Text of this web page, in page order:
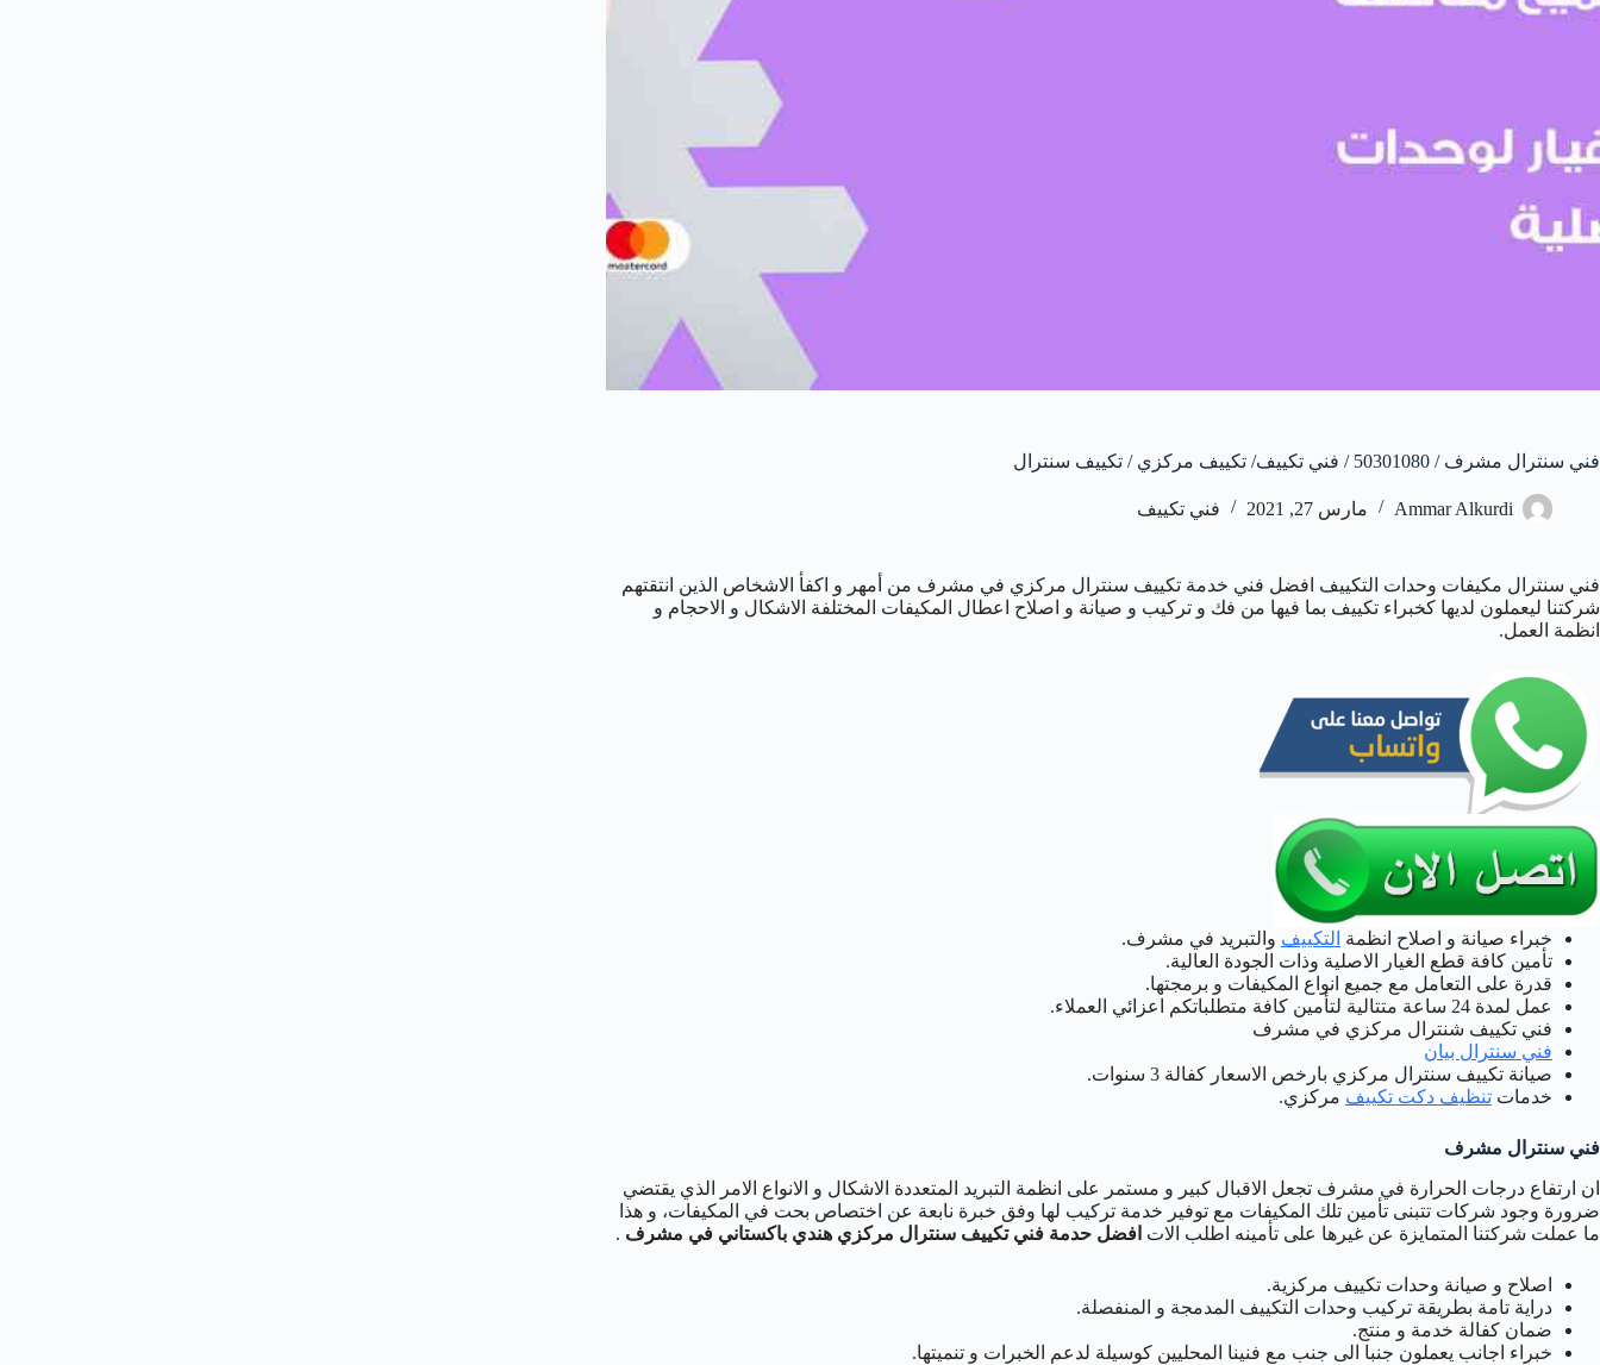
فني سنترال مشرف / 50301080 / فني تكييف/ تكييف مركزي / تكييف سنترال
Ammar Alkurdi مارس 27, 2021 فني تكييف
فني سنترال مكيفات وحدات التكييف افضل فني خدمة تكييف سنترال مركزي في مشرف من أمهر و اكفأ الاشخاص الذين انتقتهم
شركتنا ليعملون لديها كخبراء تكييف بما فيها من فك و تركيب و صيانة و اصلاح اعطال المكيفات المختلفة الاشكال و الاحجام و
انظمة العمل.
خبراء صيانة و اصلاح انظمة التكييف والتبريد في مشرف.
تأمين كافة قطع الغيار الاصلية وذات الجودة العالية.
قدرة على التعامل مع جميع انواع المكيفات و برمجتها.
عمل لمدة 24 ساعة متتالية لتأمين كافة متطلباتكم اعزائي العملاء.
فني تكييف شنترال مركزي في مشرف
فني سنترال بيان
صيانة تكييف سنترال مركزي بارخص الاسعار كفالة 3 سنوات.
خدمات تنظيف دكت تكييف مركزي.
فني سنترال مشرف
ان ارتفاع درجات الحرارة في مشرف تجعل الاقبال كبير و مستمر على انظمة التبريد المتعددة الاشكال و الانواع الامر الذي يقتضي
ضرورة وجود شركات تتبنى تأمين تلك المكيفات مع توفير خدمة تركيب لها وفق خبرة نابعة عن اختصاص بحت في المكيفات، و هذا
ما عملت شركتنا المتمايزة عن غيرها على تأمينه اطلب الات افضل حدمة فني تكييف سنترال مركزي هندي باكستاني في مشرف .
اصلاح و صيانة وحدات تكييف مركزية.
دراية تامة بطريقة تركيب وحدات التكييف المدمجة و المنفصلة.
ضمان كفالة خدمة و منتج.
خبراء اجانب يعملون جنبا الى جنب مع فنينا المحليين كوسيلة لدعم الخبرات و تنميتها.